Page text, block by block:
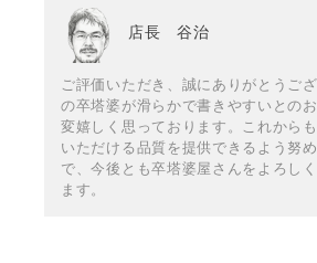
店長 谷治
ご評価いただき、誠にありがとうご
の卒塔婆が滑らかで書きやすいとの
変嬉しく思っております。これから
いただける品質を提供できるよう努
で、今後とも卒塔婆屋さんをよろし
ます。